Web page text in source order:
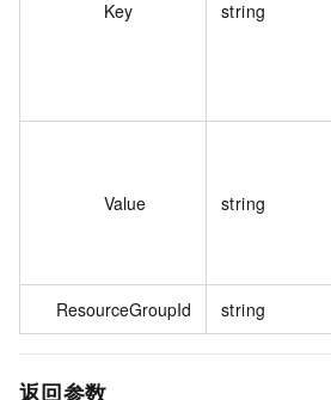
Key string
Value string
ResourceGroupId string
返回参数